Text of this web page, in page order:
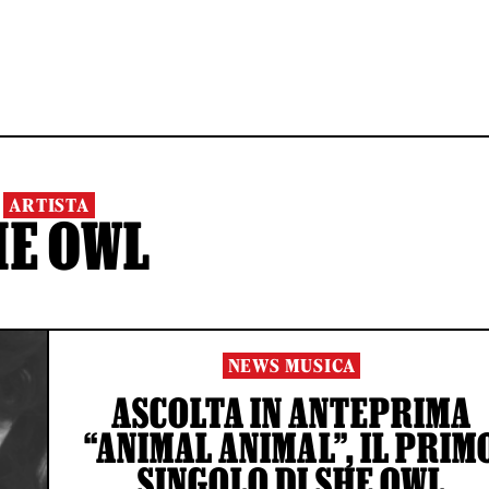
ARTISTA
OWL
NEWS MUSICA
ASCOLTA IN ANTEPRIMA
“ANIMAL ANIMAL”, IL